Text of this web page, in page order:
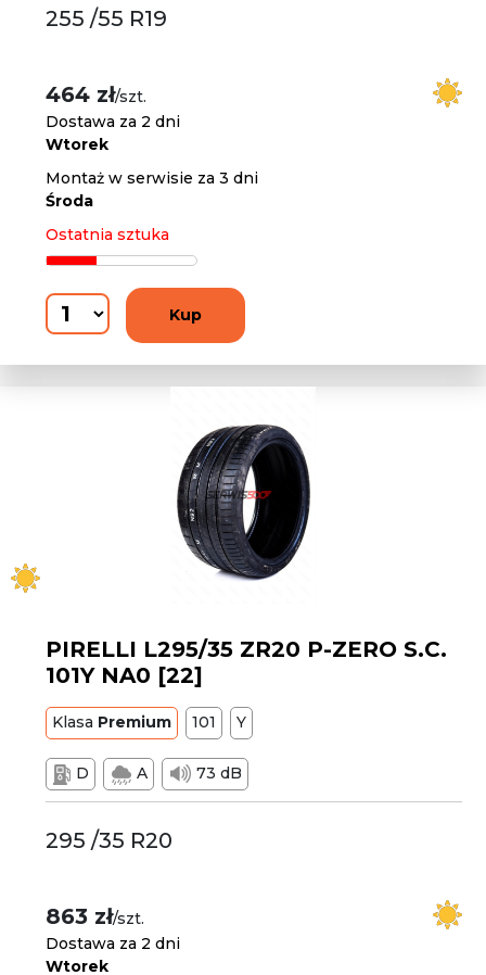
255 /55 R19
464 zł/szt.
Dostawa za 2 dni
Wtorek
Montaż w serwisie za 3 dni
Środa
Ostatnia sztuka
Kup
PIRELLI L295/35 ZR20 P-ZERO S.C.
101Y NA0 [22]
Klasa Premium 101 Y
D A 73 dB
295 /35 R20
863 zł/szt.
Dostawa za 2 dni
Wtorek